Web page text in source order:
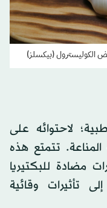
الكوليسترول (بيكسلز)
لاحتوائه على
تتمتع هذه
مضادة للبكتيريا
إلى تأثيرات وقائية